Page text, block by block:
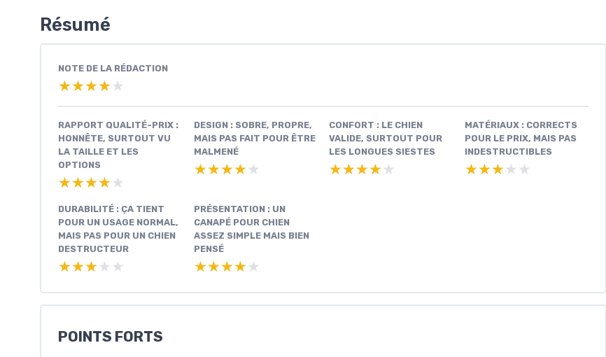
Résumé
NOTE DE LA RÉDACTION
★★★★★
★★★★★
RAPPORT QUALITÉ-PRIX :
HONNÊTE, SURTOUT VU
LA TAILLE ET LES
OPTIONS
★★★★★
★★★★★
DESIGN : SOBRE, PROPRE,
MAIS PAS FAIT POUR ÊTRE
MALMENÉ
★★★★★
★★★★★
CONFORT : LE CHIEN
VALIDE, SURTOUT POUR
LES LONGUES SIESTES
★★★★★
★★★★★
MATÉRIAUX : CORRECTS
POUR LE PRIX, MAIS PAS
INDESTRUCTIBLES
★★★★★
★★★★★
DURABILITÉ : ÇA TIENT
POUR UN USAGE NORMAL,
MAIS PAS POUR UN CHIEN
DESTRUCTEUR
★★★★★
★★★★★
PRÉSENTATION : UN
CANAPÉ POUR CHIEN
ASSEZ SIMPLE MAIS BIEN
PENSÉ
★★★★★
★★★★★
POINTS FORTS